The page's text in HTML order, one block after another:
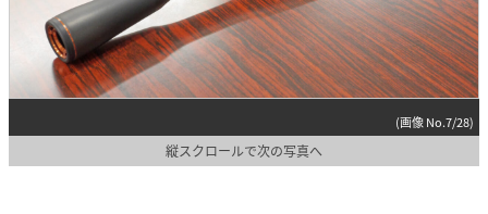
(画像 No.7/28)
縦スクロールで次の写真へ